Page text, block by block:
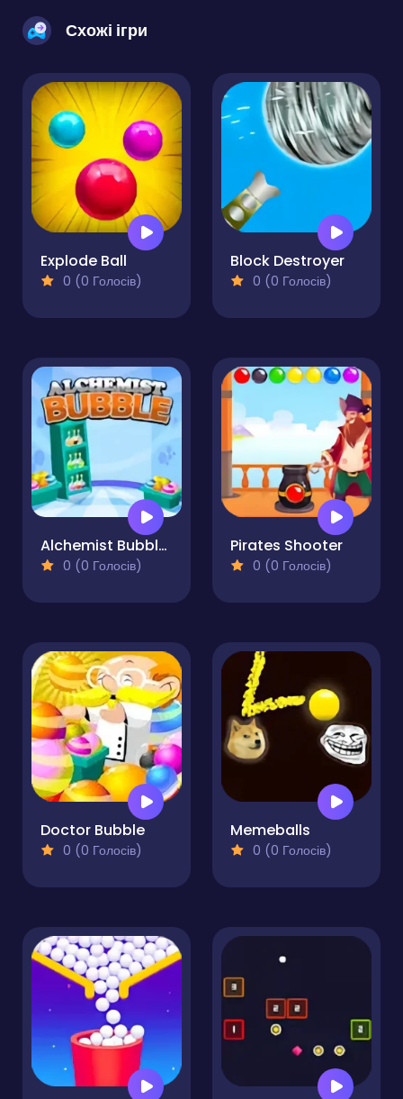
Схожі ігри
Explode Ball
0 (0 Голосів)
Block Destroyer
0 (0 Голосів)
Alchemist Bubbles
0 (0 Голосів)
Pirates Shooter
0 (0 Голосів)
Doctor Bubble
0 (0 Голосів)
Memeballs
0 (0 Голосів)